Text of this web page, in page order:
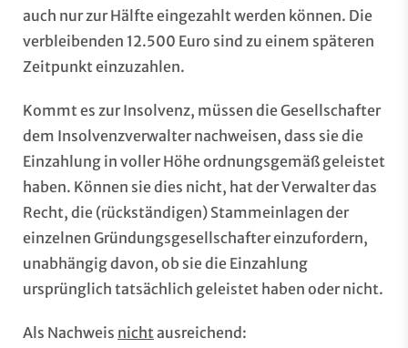
auch nur zur Hälfte eingezahlt werden können. Die
verbleibenden 12.500 Euro sind zu einem späteren
Zeitpunkt einzuzahlen.
Kommt es zur Insolvenz, müssen die Gesellschafter
dem Insolvenzverwalter nachweisen, dass sie die
Einzahlung in voller Höhe ordnungsgemäß geleistet
haben. Können sie dies nicht, hat der Verwalter das
Recht, die (rückständigen) Stammeinlagen der
einzelnen Gründungsgesellschafter einzufordern,
unabhängig davon, ob sie die Einzahlung
ursprünglich tatsächlich geleistet haben oder nicht.
Als Nachweis nicht ausreichend: